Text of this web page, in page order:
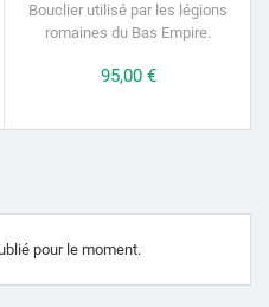
Bouclier utilisé par les légions
romaines du Bas Empire.
Prix
95,00 €
pour le moment.